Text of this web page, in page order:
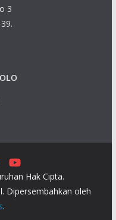
3
Hak Cipta.
Dipersembahkan oleh
.